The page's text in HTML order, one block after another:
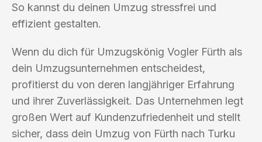
So kannst du deinen Umzug stressfrei und
effizient gestalten.
Wenn du dich für Umzugskönig Vogler Fürth als
dein Umzugsunternehmen entscheidest,
profitierst du von deren langjähriger Erfahrung
und ihrer Zuverlässigkeit. Das Unternehmen legt
großen Wert auf Kundenzufriedenheit und stellt
sicher, dass dein Umzug von Fürth nach Turku